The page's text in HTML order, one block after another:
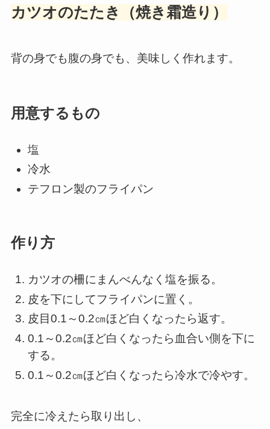
カツオのたたき（焼き霜造り）
背の身でも腹の身でも、美味しく作れます。
用意するもの
塩
冷水
テフロン製のフライパン
作り方
カツオの柵にまんべんなく塩を振る。
皮を下にしてフライパンに置く。
皮目0.1～0.2㎝ほど白くなったら返す。
0.1～0.2㎝ほど白くなったら血合い側を下に
する。
0.1～0.2㎝ほど白くなったら冷水で冷やす。
完全に冷えたら取り出し、